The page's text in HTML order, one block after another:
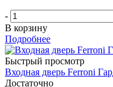
-
В корзину
Подробнее
Быстрый просмотр
Входная дверь Ferroni
Достаточно